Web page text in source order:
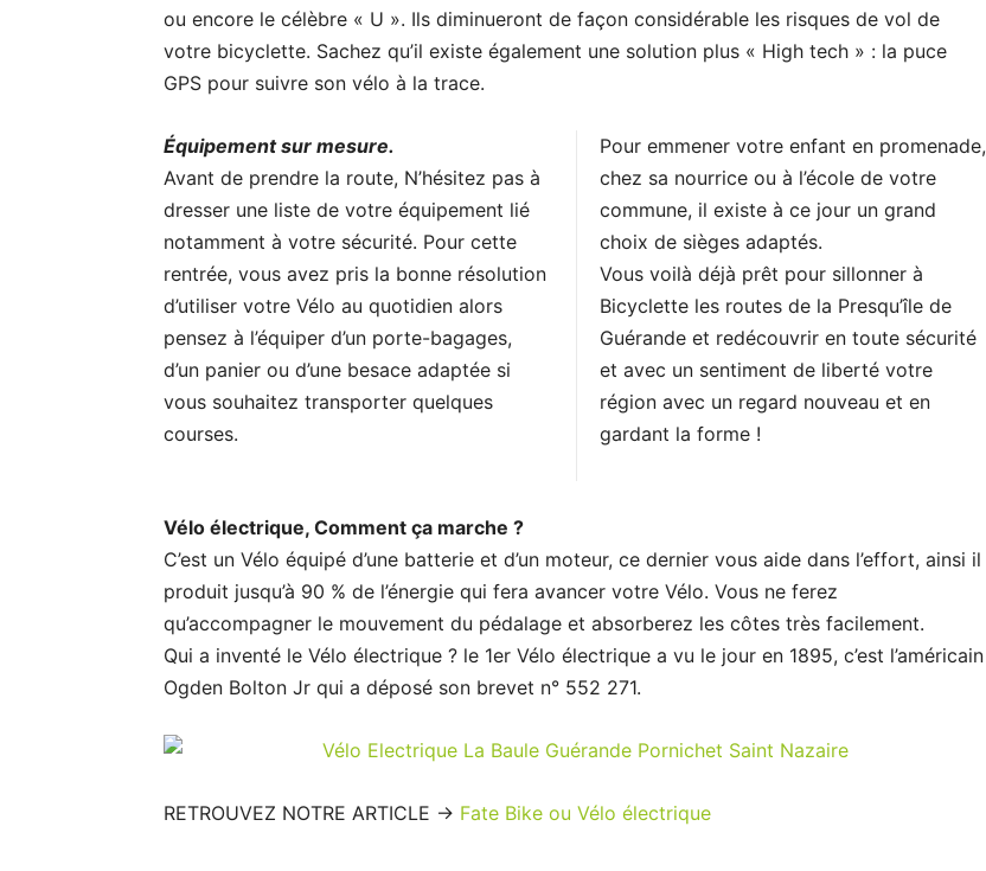
ou encore le célèbre « U ». Ils diminueront de façon considérable les risques de vol de
votre bicyclette. Sachez qu’il existe également une solution plus « High tech » : la puce
GPS pour suivre son vélo à la trace.
Équipement sur mesure.
Avant de prendre la route, N’hésitez pas à
dresser une liste de votre équipement lié
notamment à votre sécurité. Pour cette
rentrée, vous avez pris la bonne résolution
d’utiliser votre Vélo au quotidien alors
pensez à l’équiper d’un porte-bagages,
d’un panier ou d’une besace adaptée si
vous souhaitez transporter quelques
courses.
Pour emmener votre enfant en promenade,
chez sa nourrice ou à l’école de votre
commune, il existe à ce jour un grand
choix de sièges adaptés.
Vous voilà déjà prêt pour sillonner à
Bicyclette les routes de la Presqu’île de
Guérande et redécouvrir en toute sécurité
et avec un sentiment de liberté votre
région avec un regard nouveau et en
gardant la forme !
Vélo électrique, Comment ça marche ?
C’est un Vélo équipé d’une batterie et d’un moteur, ce dernier vous aide dans l’effort, ainsi il
produit jusqu’à 90 % de l’énergie qui fera avancer votre Vélo. Vous ne ferez
qu’accompagner le mouvement du pédalage et absorberez les côtes très facilement.
Qui a inventé le Vélo électrique ? le 1er Vélo électrique a vu le jour en 1895, c’est l’américain
Ogden Bolton Jr qui a déposé son brevet n° 552 271.
RETROUVEZ NOTRE ARTICLE -> Fate Bike ou Vélo électrique